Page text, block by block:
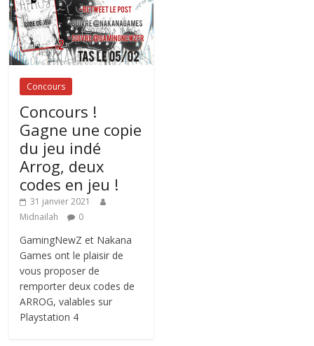
Concours
Concours !
Gagne une copie
du jeu indé
Arrog, deux
codes en jeu !
31 janvier 2021
Midnailah
0
GamingNewZ et Nakana
Games ont le plaisir de
vous proposer de
remporter deux codes de
ARROG, valables sur
Playstation 4